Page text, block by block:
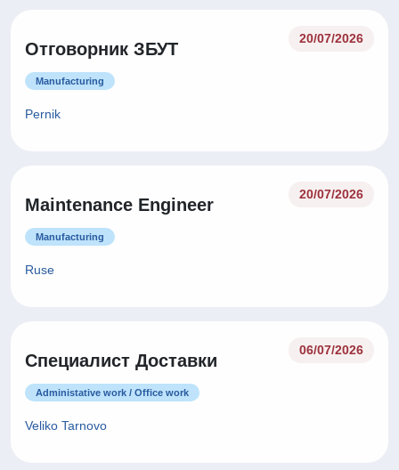
Отговорник ЗБУТ
20/07/2026
Manufacturing
Pernik
Maintenance Engineer
20/07/2026
Manufacturing
Ruse
Специалист Доставки
06/07/2026
Administative work / Office work
Veliko Tarnovo